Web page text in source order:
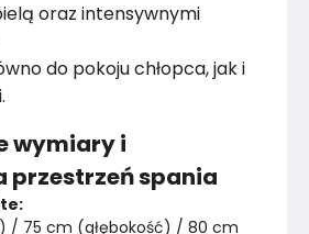
oraz intensywnymi
do pokoju chłopca, jak i
wymiary i
przestrzeń spania
/ 75 cm (głębokość) / 80 cm